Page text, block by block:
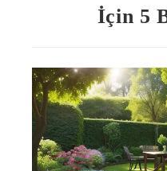
İçin 5